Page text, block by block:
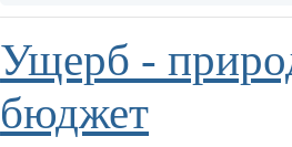
Ущерб -
бюджет